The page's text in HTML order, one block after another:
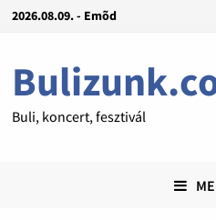
2026.08.09. - Emõd
Buli, koncert, fesztivál